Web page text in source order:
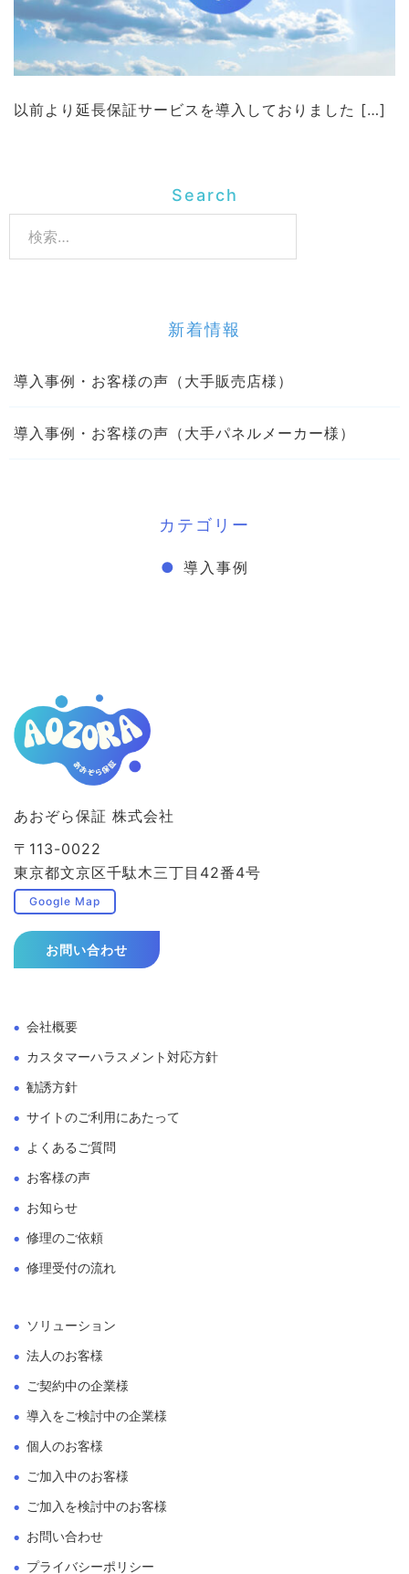
以前より延長保証サービスを導入しておりました […]
Search
新着情報
導入事例・お客様の声（大手販売店様）
導入事例・お客様の声（大手パネルメーカー様）
カテゴリー
導入事例
あおぞら保証 株式会社
〒113-0022
東京都文京区千駄木三丁目42番4号
Google Map
お問い合わせ
会社概要
カスタマーハラスメント対応方針
勧誘方針
サイトのご利用にあたって
よくあるご質問
お客様の声
お知らせ
修理のご依頼
修理受付の流れ
ソリューション
法人のお客様
ご契約中の企業様
導入をご検討中の企業様
個人のお客様
ご加入中のお客様
ご加入を検討中のお客様
お問い合わせ
プライバシーポリシー